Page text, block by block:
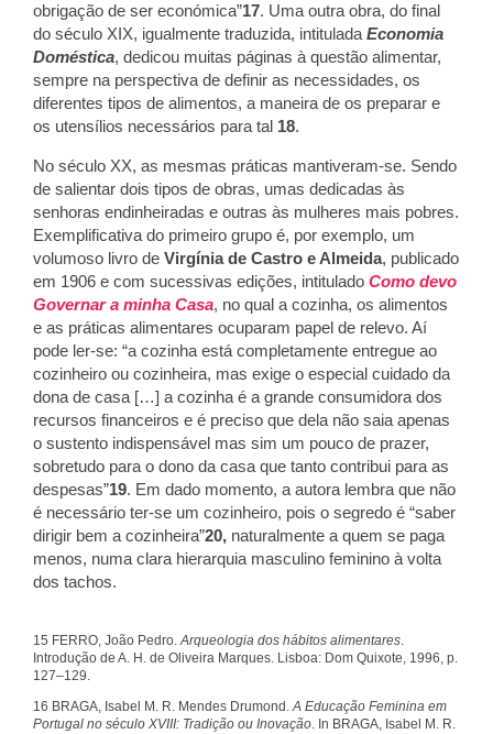
obrigação de ser económica”17. Uma outra obra, do final
do século XIX, igualmente traduzida, intitulada Economia
Doméstica, dedicou muitas páginas à questão alimentar,
sempre na perspectiva de definir as necessidades, os
diferentes tipos de alimentos, a maneira de os preparar e
os utensílios necessários para tal 18.
No século XX, as mesmas práticas mantiveram-se. Sendo
de salientar dois tipos de obras, umas dedicadas às
senhoras endinheiradas e outras às mulheres mais pobres.
Exemplificativa do primeiro grupo é, por exemplo, um
volumoso livro de Virgínia de Castro e Almeida, publicado
em 1906 e com sucessivas edições, intitulado Como devo
Governar a minha Casa, no qual a cozinha, os alimentos
e as práticas alimentares ocuparam papel de relevo. Aí
pode ler-se: “a cozinha está completamente entregue ao
cozinheiro ou cozinheira, mas exige o especial cuidado da
dona de casa […] a cozinha é a grande consumidora dos
recursos financeiros e é preciso que dela não saia apenas
o sustento indispensável mas sim um pouco de prazer,
sobretudo para o dono da casa que tanto contribui para as
despesas”19. Em dado momento, a autora lembra que não
é necessário ter-se um cozinheiro, pois o segredo é “saber
dirigir bem a cozinheira”20, naturalmente a quem se paga
menos, numa clara hierarquia masculino feminino à volta
dos tachos.
15 FERRO, João Pedro. Arqueologia dos hábitos alimentares
Introdução de A. H. de Oliveira Marques. Lisboa: Dom Quixote, 1996, p.
127–129.
16 BRAGA, Isabel M. R. Mendes Drumond. A Educação Feminina em
Portugal no século XVIII: Tradição ou Inovação . In BRAGA, Isabel M. R.